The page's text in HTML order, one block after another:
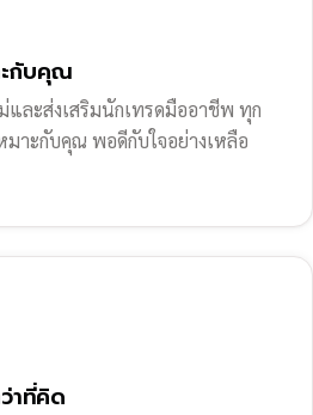
ะกับคุณ
ละส่งเสริมนักเทรดมืออาชีพ ทุก
าะกับคุณ พอดีกับใจอย่างเหลือ
าที่คิด